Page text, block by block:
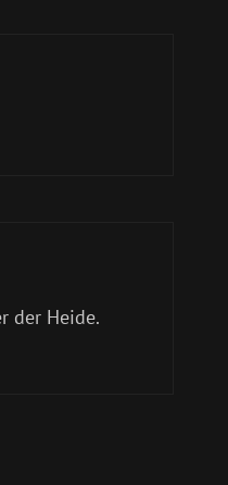
der Heide.